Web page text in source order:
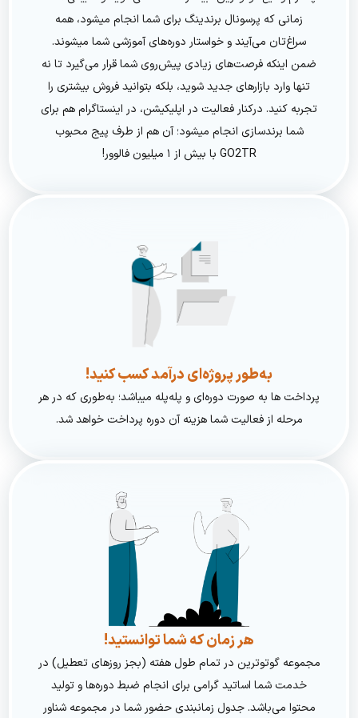
زمانی که پرسونال برندینگ برای شما انجام میشود، همه
سراغ‌تان می‌آیند و خواستار دوره‌های آموزشی شما میشوند.
ضمن اینکه فرصت‌های زیادی پیش‌روی شما قرار می‌گیرد تا نه‌
تنها وارد بازارهای جدید شوید، بلکه بتوانید فروش بیشتری را
تجربه کنید. درکنار فعالیت در اپلیکیشن، در اینستاگرام هم برای
شما برندسازی انجام میشود؛ آن هم از طرف پیج محبوب
GO2TR با بیش از ۱ میلیون فالوور!
به‌طور پروژه‌ای درآمد کسب کنید!
پرداخت ها به صورت دوره‌ای و پله‌پله میباشد؛ به‌طوری که در هر
مرحله از فعالیت شما هزینه آن دوره پرداخت خواهد شد.
هر زمان که شما توانستید!
مجموعه گوتوترین در تمام طول هفته (بجز روزهای تعطیل) در
خدمت شما اساتید گرامی برای انجام ضبط دوره‌ها و تولید
محتوا می‌باشد. جدول زمانبندی حضور شما در مجموعه شناور